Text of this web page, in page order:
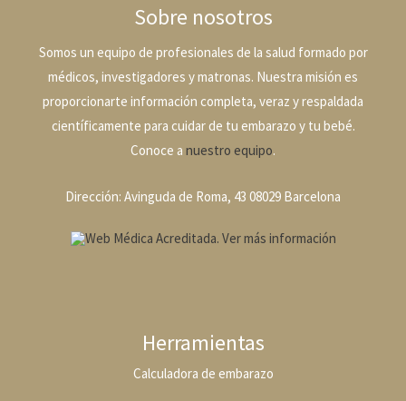
Sobre nosotros
Somos un equipo de profesionales de la salud formado por
médicos, investigadores y matronas. Nuestra misión es
proporcionarte información completa, veraz y respaldada
científicamente para cuidar de tu embarazo y tu bebé.
Conoce a nuestro equipo.
Dirección: Avinguda de Roma, 43 08029 Barcelona
Herramientas
Calculadora de embarazo